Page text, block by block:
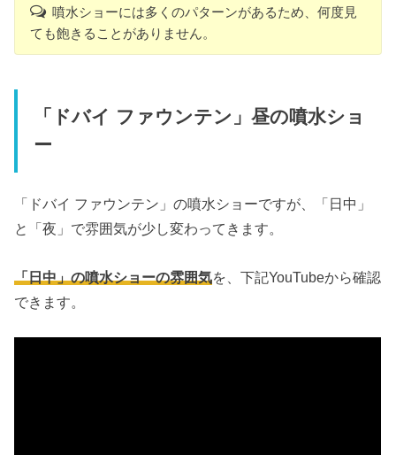
噴水ショーには多くのパターンがあるため、何度見
ても飽きることがありません。
「ドバイ ファウンテン」昼の噴水ショ
ー
「ドバイ ファウンテン」の噴水ショーですが、「日中」
と「夜」で雰囲気が少し変わってきます。
「日中」の噴水ショーの雰囲気を、下記YouTubeから確認
できます。